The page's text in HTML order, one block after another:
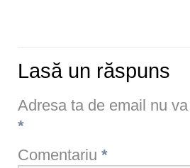
Lasă un răspuns
Adresa ta de email nu
*
Comentariu *